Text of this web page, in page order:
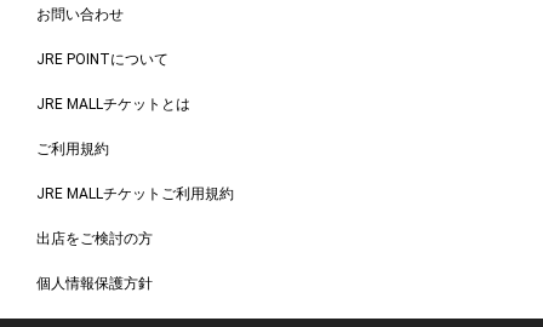
お問い合わせ
JRE POINTについて
JRE MALLチケットとは
ご利用規約
JRE MALLチケットご利用規約
出店をご検討の方
個人情報保護方針